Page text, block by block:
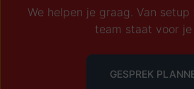
We helpen je graag. Van
team staat voor je
GESPREK